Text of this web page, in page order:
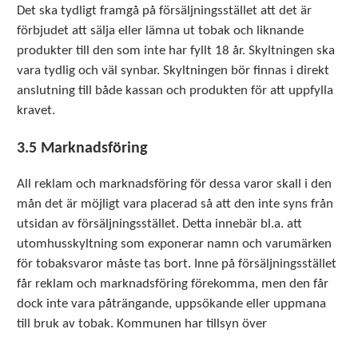
Det ska tydligt framgå på försäljningsstället att det är
förbjudet att sälja eller lämna ut tobak och liknande
produkter till den som inte har fyllt 18 år. Skyltningen ska
vara tydlig och väl synbar. Skyltningen bör finnas i direkt
anslutning till både kassan och produkten för att uppfylla
kravet.
3.5 Marknadsföring
All reklam och marknadsföring för dessa varor skall i den
mån det är möjligt vara placerad så att den inte syns från
utsidan av försäljningsstället. Detta innebär bl.a. att
utomhusskyltning som exponerar namn och varumärken
för tobaksvaror måste tas bort. Inne på försäljningsstället
får reklam och marknadsföring förekomma, men den får
dock inte vara påträngande, uppsökande eller uppmana
till bruk av tobak. Kommunen har tillsyn över